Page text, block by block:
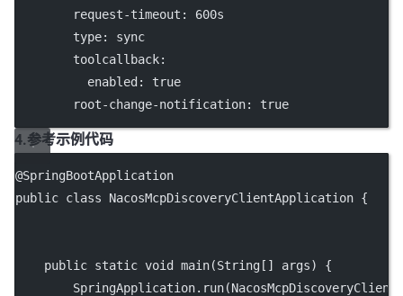
request-timeout : 600s
type: sync
toolcallback:
enabled: true
root-change-notification: true
4.参考示例代码
@SpringBootApplication
public class NacosMcpDiscoveryClientApplication {
public static void main(String[] args) {
        SpringApplication.
run